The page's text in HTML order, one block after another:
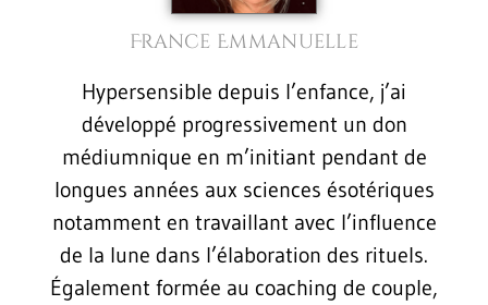
France Emmanuelle
Hypersensible depuis l’enfance, j’ai
développé progressivement un don
médiumnique en m’initiant pendant de
longues années aux sciences ésotériques
notamment en travaillant avec l’influence
de la lune dans l’élaboration des rituels.
Également formée au coaching de couple,